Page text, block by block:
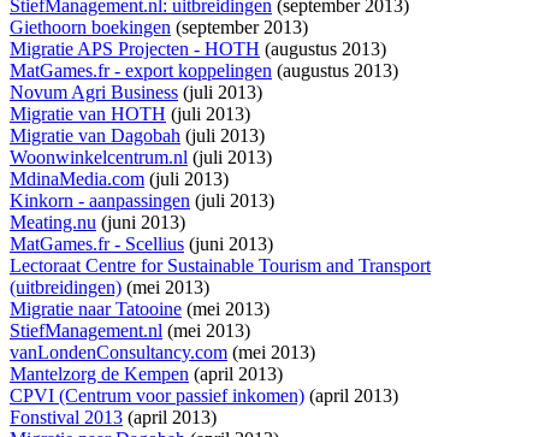
StiefManagement.nl: uitbreidingen (september 2013)
Giethoorn boekingen (september 2013)
Migratie APS Projecten - HOTH (augustus 2013)
MatGames.fr - export koppelingen (augustus 2013)
Novum Agri Business (juli 2013)
Migratie van HOTH (juli 2013)
Migratie van Dagobah (juli 2013)
Woonwinkelcentrum.nl (juli 2013)
MdinaMedia.com (juli 2013)
Kinkorn - aanpassingen (juli 2013)
Meating.nu (juni 2013)
MatGames.fr - Scellius (juni 2013)
Lectoraat Centre for Sustainable Tourism and Transport
(uitbreidingen) (mei 2013)
Migratie naar Tatooine (mei 2013)
StiefManagement.nl (mei 2013)
vanLondenConsultancy.com (mei 2013)
Mantelzorg de Kempen (april 2013)
CPVI (Centrum voor passief inkomen) (april 2013)
Fonstival 2013 (april 2013)